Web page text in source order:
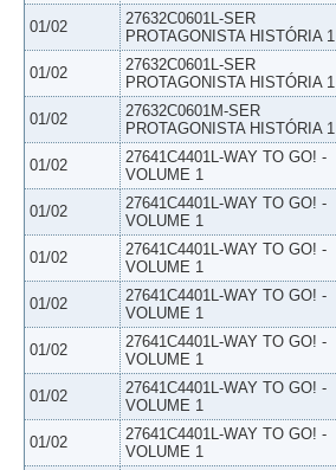
01/02
27632C0601L-SER
PROTAGONISTA HISTÓRIA 1
01/02
27632C0601L-SER
PROTAGONISTA HISTÓRIA 1
01/02
27632C0601M-SER
PROTAGONISTA HISTÓRIA 1
01/02
27641C4401L-WAY TO GO! -
VOLUME 1
01/02
27641C4401L-WAY TO GO! -
VOLUME 1
01/02
27641C4401L-WAY TO GO! -
VOLUME 1
01/02
27641C4401L-WAY TO GO! -
VOLUME 1
01/02
27641C4401L-WAY TO GO! -
VOLUME 1
01/02
27641C4401L-WAY TO GO! -
VOLUME 1
01/02
27641C4401L-WAY TO GO! -
VOLUME 1